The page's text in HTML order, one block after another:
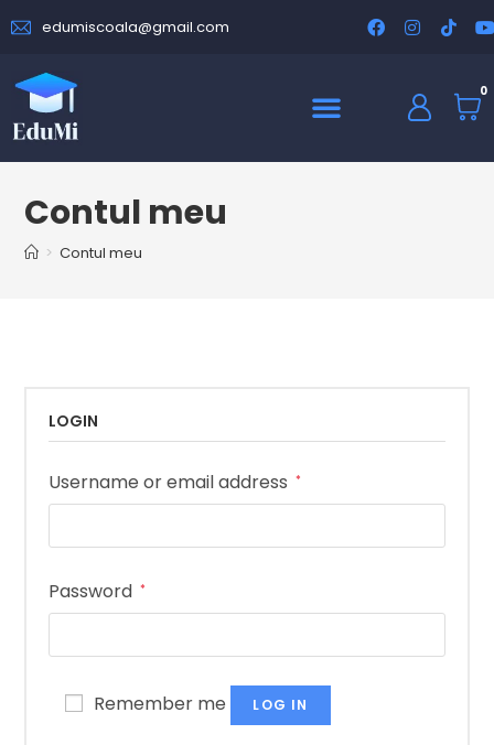
edumiscoala@gmail.com
0
Contul meu
> Contul meu
LOGIN
Username or email address *
Password *
Remember me LOG IN